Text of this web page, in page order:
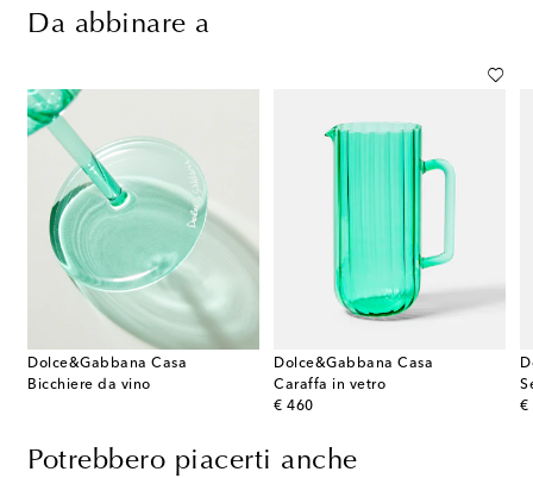
Da abbinare a
Dolce&Gabbana Casa
Bicchiere da vino
Dolce&Gabbana Casa
Caraffa in vetro
€ 460
original price
€
Potrebbero piacerti anche